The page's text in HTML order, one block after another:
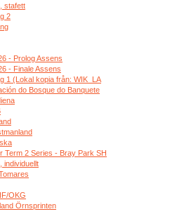
stafett
2
- Prolog Assens
- Finale Assens
1 (Lokal kopia från: WIK_LA
do Bosque do Banquete
Term 2 Series - Bray Park SH
individuellt
OKG
Örnsprinten